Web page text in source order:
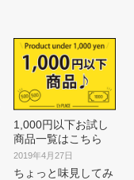
1,000円以下お試し
商品一覧はこちら
2019年4月27日
ちょっと味見してみ